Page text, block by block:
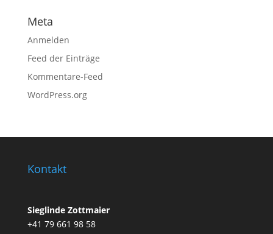
Meta
Anmelden
Feed der Einträge
Kommentare-Feed
WordPress.org
Kontakt
Sieglinde Zottmaier
+41 79 661 98 58